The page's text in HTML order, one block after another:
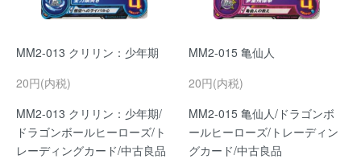
MM2-013 クリリン：少年期
20円(内税)
MM2-013 クリリン：少年期/
ドラゴンボールヒーローズ/ト
レーディングカード/中古良品
MM2-015 亀仙人
20円(内税)
MM2-015 亀仙人/ドラゴンボ
ールヒーローズ/トレーディン
グカード/中古良品